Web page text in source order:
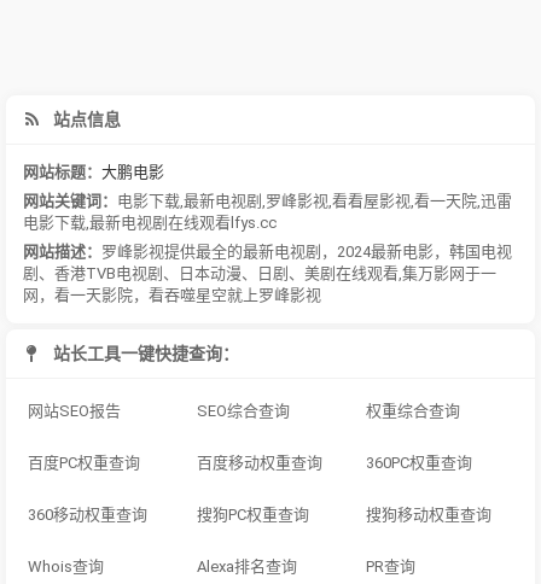
站点信息
网站标题： 大鹏电影
网站关键词： 电影下载 最新电视剧 罗峰影视 看看屋影视 看一天院 迅雷
电影下载 最新电视剧在线观看lfys.cc
网站描述： 罗峰影视提供最全的最新电视剧，2024最新电影，韩国电视
剧、香港TVB电视剧、日本动漫、日剧、美剧在线观看,集万影网于一
网，看一天影院，看吞噬星空就上罗峰影视
站长工具一键快捷查询：
网站SEO报告 SEO综合查询 权重综合查询
百度PC权重查询 百度移动权重查询 360PC权重查询
360移动权重查询 搜狗PC权重查询 搜狗移动权重查询
Whois查询 Alexa排名查询 PR查询